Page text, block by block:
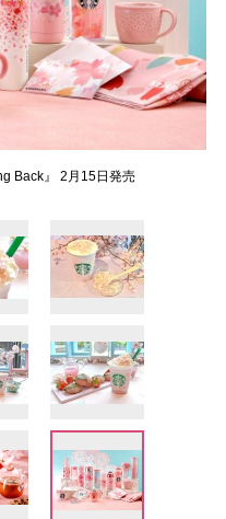
Back』 2月15日発売